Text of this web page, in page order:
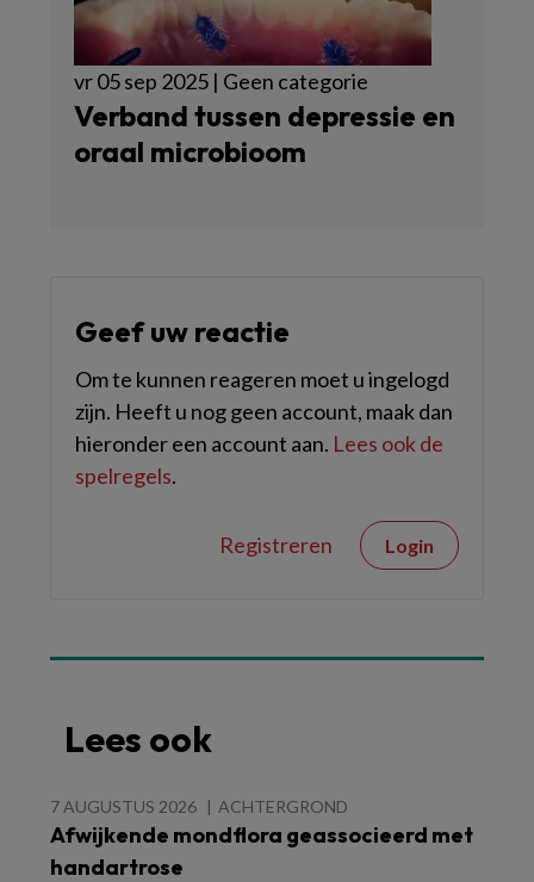
vr 05 sep 2025 | Geen categorie
Verband tussen depressie en
oraal microbioom
Geef uw reactie
Om te kunnen reageren moet u ingelogd
zijn. Heeft u nog geen account, maak dan
hieronder een account aan. Lees ook de
spelregels.
Registreren Login
Lees ook
7 AUGUSTUS 2026 ACHTERGROND
Afwijkende mondflora geassocieerd met
handartrose